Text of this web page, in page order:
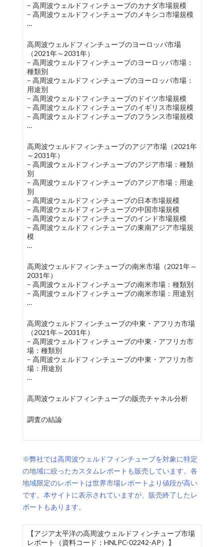
– 高周波ウェルドフィンチューブのカナダ市場規模
– 高周波ウェルドフィンチューブのメキシコ市場規模
…
高周波ウェルドフィンチューブのヨーロッパ市場
（2021年～2031年）
– 高周波ウェルドフィンチューブのヨーロッパ市場：
種類別
– 高周波ウェルドフィンチューブのヨーロッパ市場：
用途別
– 高周波ウェルドフィンチューブのドイツ市場規模
– 高周波ウェルドフィンチューブのイギリス市場規模
– 高周波ウェルドフィンチューブのフランス市場規模
…
高周波ウェルドフィンチューブのアジア市場（2021年
～2031年）
– 高周波ウェルドフィンチューブのアジア市場：種類
別
– 高周波ウェルドフィンチューブのアジア市場：用途
別
– 高周波ウェルドフィンチューブの日本市場規模
– 高周波ウェルドフィンチューブの中国市場規模
– 高周波ウェルドフィンチューブのインド市場規模
– 高周波ウェルドフィンチューブの東南アジア市場規
模
…
高周波ウェルドフィンチューブの南米市場（2021年～
2031年）
– 高周波ウェルドフィンチューブの南米市場：種類別
– 高周波ウェルドフィンチューブの南米市場：用途別
…
高周波ウェルドフィンチューブの中東・アフリカ市場
（2021年～2031年）
– 高周波ウェルドフィンチューブの中東・アフリカ市
場：種類別
– 高周波ウェルドフィンチューブの中東・アフリカ市
場：用途別
…
高周波ウェルドフィンチューブの販売チャネル分析
調査の結論
※弊社では高周波ウェルドフィンチューブを対象に特定
の地域に絞ったカスタムレポートも販売しています。各
地域限定のレポートは世界市場レポートより値段が高い
です。本サイトに表示されていますが、販売終了したレ
ポートもあります。
【アジア太平洋の高周波ウェルドフィンチューブ市場
レポート（資料コード：HNLPC-02242-AP）】